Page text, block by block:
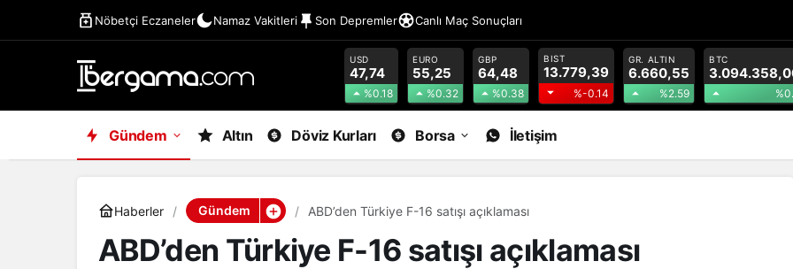
Nöbetçi Eczaneler Namaz Vakitleri Son Depremler Canlı Maç Sonuçları
USD
47,74
%0.18
EURO
55,25
%0.32
GBP
64,48
%0.38
BIST
13.779,39
%-0.14
GR. ALTIN
6.660,55
%2.59
BTC
Gündem Altın Döviz Kurları Borsa İletişim
Haberler Gündem ABD’den Türkiye F-16 satışı açıklaması
ABD’den Türkiye F-16 satışı açıklaması